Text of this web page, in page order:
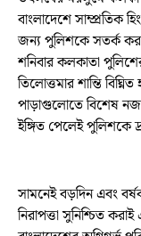
বাংলাদেশে সাম্প্রতিক
জন্য পুলিশকে সতর্ক
শনিবার কলকাতা
তিলোত্তমার শান্তি
পাড়াগুলোতে বিশেষ
ইঙ্গিত পেলেই পুলিশকে
সামনেই বড়দিন এবং
নিরাপত্তা সুনিশ্চিত